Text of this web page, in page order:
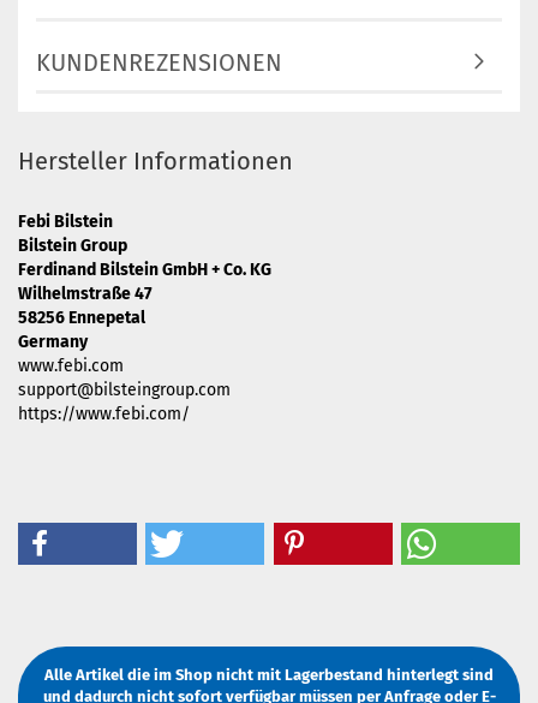
KUNDENREZENSIONEN
Hersteller Informationen
Febi Bilstein
Bilstein Group
Ferdinand Bilstein GmbH + Co. KG
Wilhelmstraße 47
58256 Ennepetal
Germany
www.febi.com
support@bilsteingroup.com
https://www.febi.com/
Alle Artikel die im Shop nicht mit Lagerbestand hinterlegt sind
und dadurch nicht sofort verfügbar müssen per AnfrageoderE-